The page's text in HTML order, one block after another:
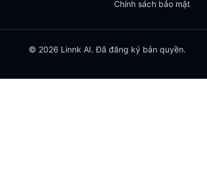
Chính sách bảo mật
© 2026 Linnk AI. Đã đăng ký bản quyền.